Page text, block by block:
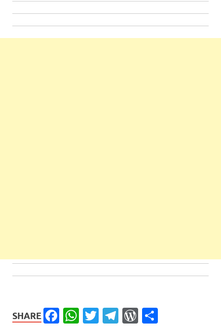
SHARE Facebook
WhatsApp
Twitter
Telegram
WordPress